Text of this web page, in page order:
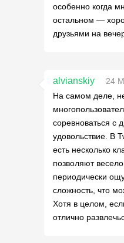
особенно когда
остальном —
друзьями на
alvianskiy
24
На самом деле,
соревноваться с
удовольствие. В
есть несколько
позволяют
периодически
сложность, что
Хотя в целом,
отлично